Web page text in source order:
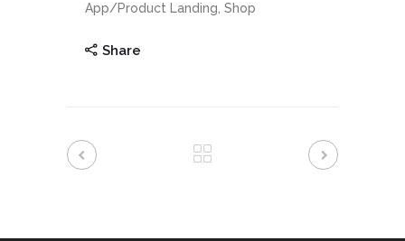
App/Product Landing, Shop
Share